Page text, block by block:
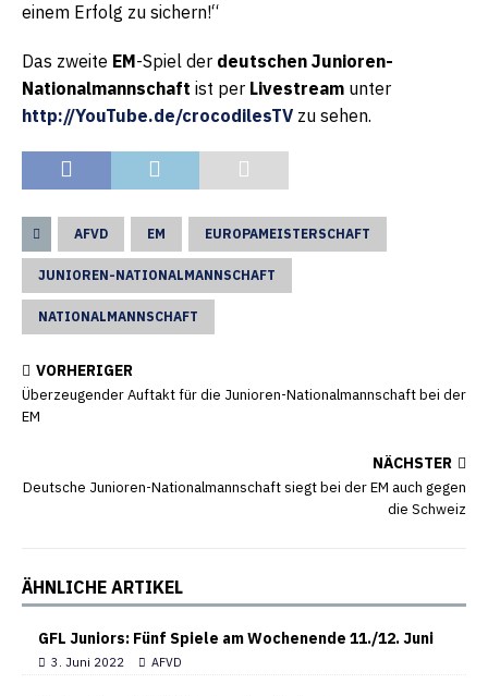
einem Erfolg zu sichern!“
Das zweite EM-Spiel der deutschen Junioren-
Nationalmannschaft ist per Livestream unter
http://YouTube.de/crocodilesTV zu sehen.
AFVD EM EUROPAMEISTERSCHAFT
JUNIOREN-NATIONALMANNSCHAFT
NATIONALMANNSCHAFT
VORHERIGER
Überzeugender Auftakt für die Junioren-Nationalmannschaft bei der
EM
NÄCHSTER
Deutsche Junioren-Nationalmannschaft siegt bei der EM auch gegen
die Schweiz
ÄHNLICHE ARTIKEL
GFL Juniors: Fünf Spiele am Wochenende 11./12. Juni
3. Juni 2022 AFVD